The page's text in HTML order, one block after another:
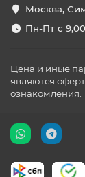
Москва,
Пн-Пт с
Цена и иные
являются
ознакомления.